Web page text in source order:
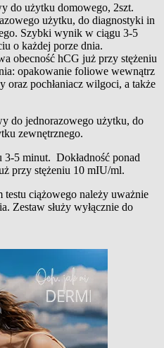
do użytku domowego, 2szt.
użytku, do diagnostyki in
Szybki wynik w ciągu 3-5
o każdej porze dnia.
obecność hCG już przy stężeniu
opakowanie foliowe wewnątrz
oraz pochłaniacz wilgoci, a także
do jednorazowego użytku, do
zewnętrznego.
5 minut. Dokładność ponad
przy stężeniu 10 mIU/ml.
ciążowego należy uważnie
Zestaw służy wyłącznie do